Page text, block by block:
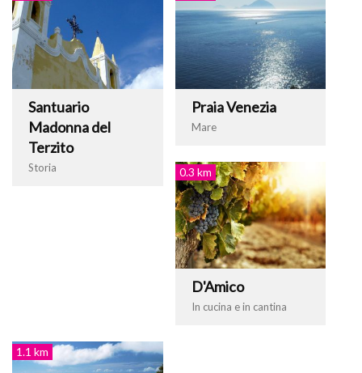
Santuario
Madonna del
Terzito
Storia
Praia Venezia
Mare
0.3 km
D'Amico
In cucina e in cantina
1.1 km